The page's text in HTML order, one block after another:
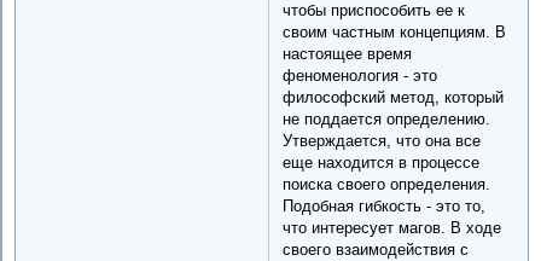
чтобы приспособить ее к
своим частным концепциям. В
настоящее время
феноменология - это
философский метод, который
не поддается определению.
Утверждается, что она все
еще находится в процессе
поиска своего определения.
Подобная гибкость - это то,
что интересует магов. В ходе
своего взаимодействия с